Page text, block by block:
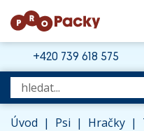
+420 739 618 575
Úvod | Psi | Hračky |